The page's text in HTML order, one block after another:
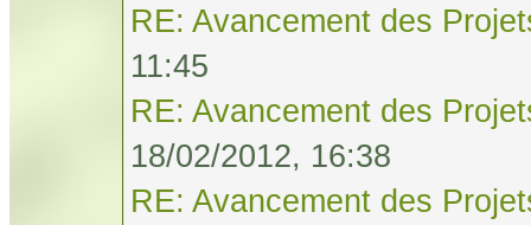
RE: Avancement des
11:45
RE: Avancement des
18/02/2012, 16:38
RE: Avancement des